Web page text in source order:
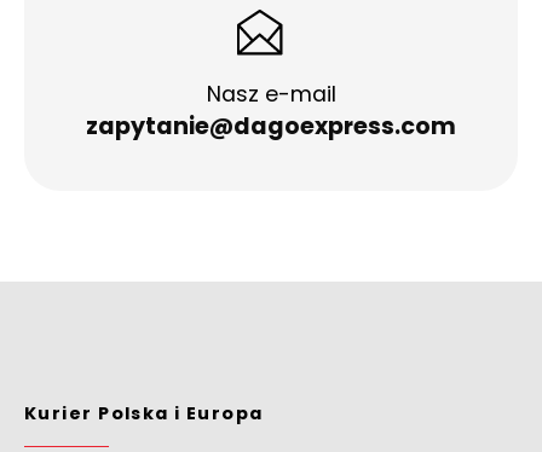
Nasz e-mail
zapytanie@dagoexpress.com
Kurier Polska i Europa